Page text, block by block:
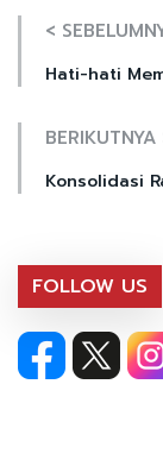
<
Hati-hati
BERIKUTNYA
Konsolidasi
FOLLOW US